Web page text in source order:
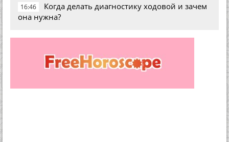
16:46
Когда делать диагностику ходовой и зачем
она нужна?